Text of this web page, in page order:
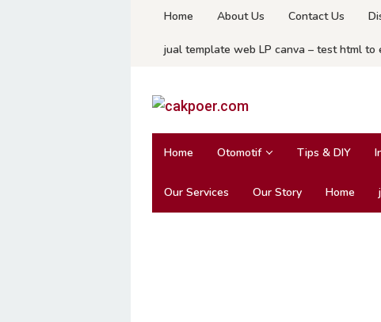
content
Home About Us Contact Us
jual template web LP canva – test html to
Home Otomotif Tips & DIY
Our Services Our Story Home